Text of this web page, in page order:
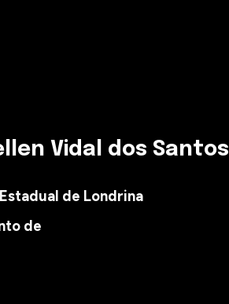
Vidal dos Santos
de Londrina
de